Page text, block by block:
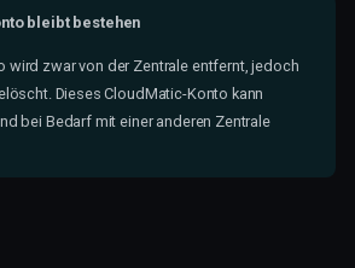
bleibt bestehen
wird zwar von der Zentrale entfernt, jedoch
Dieses CloudMatic-Konto kann
bei Bedarf mit einer anderen Zentrale